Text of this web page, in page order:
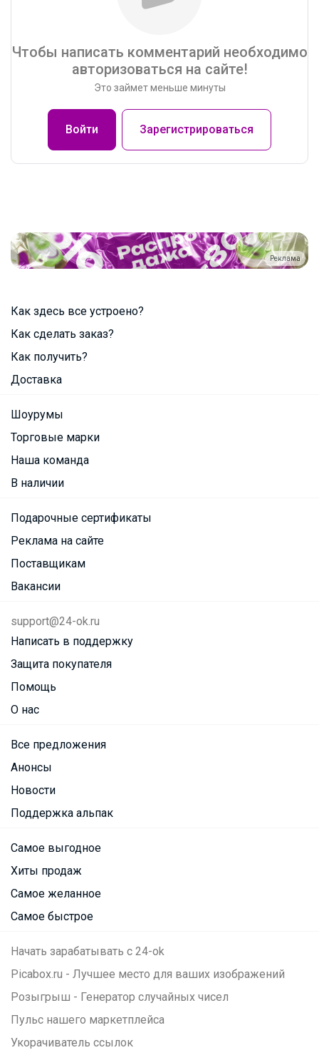
Чтобы написать комментарий необходимо
авторизоваться на сайте!
Это займет меньше минуты
Войти Зарегистрироваться
Реклама
Как здесь все устроено?
Как сделать заказ?
Как получить?
Доставка
Шоурумы
Торговые марки
Наша команда
В наличии
Подарочные сертификаты
Реклама на сайте
Поставщикам
Вакансии
support@24-ok.ru
Написать в поддержку
Защита покупателя
Помощь
О нас
Все предложения
Анонсы
Новости
Поддержка альпак
Самое выгодное
Хиты продаж
Самое желанное
Самое быстрое
Начать зарабатывать с 24-ok
Picabox.ru - Лучшее место для ваших изображений
Розыгрыш - Генератор случайных чисел
Пульс нашего маркетплейса
Укорачиватель ссылок